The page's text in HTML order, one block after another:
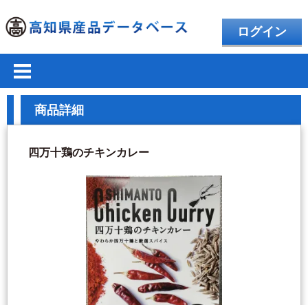
ログイン
商品詳細
四万十鶏のチキンカレー